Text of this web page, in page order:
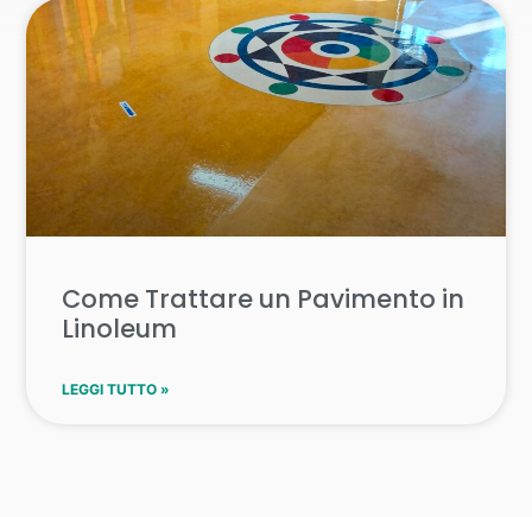
Come Trattare un Pavimento in
Linoleum
LEGGI TUTTO »